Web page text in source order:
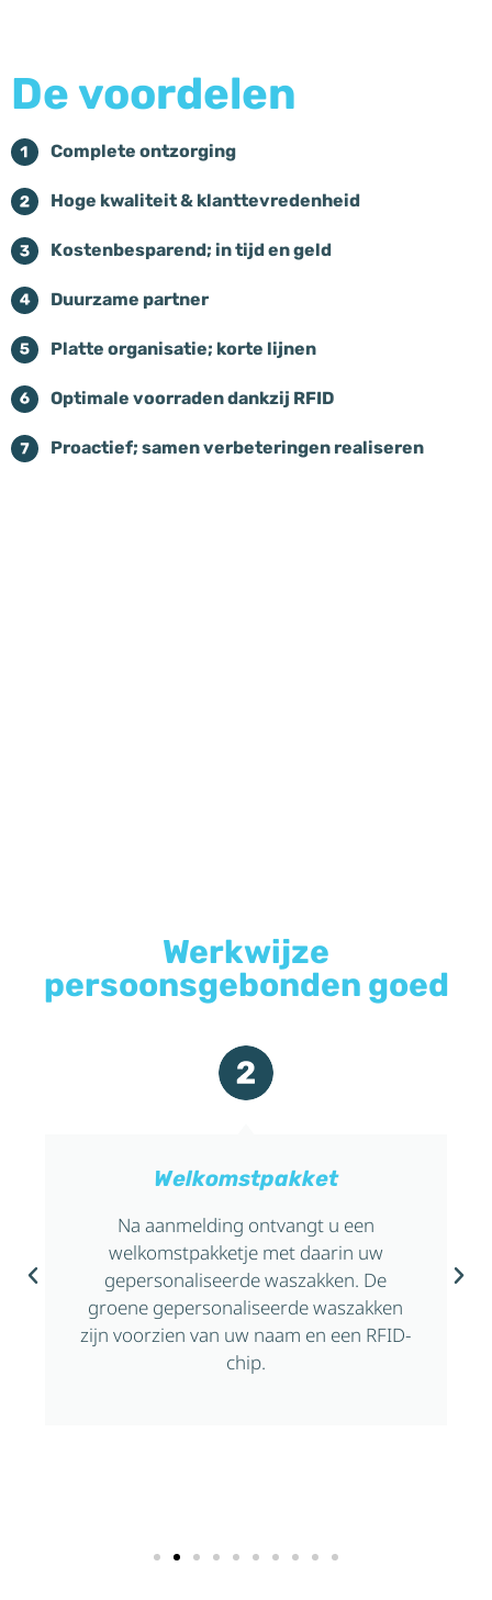
De voordelen
Complete ontzorging
Hoge kwaliteit & klanttevredenheid
Kostenbesparend; in tijd en geld
Duurzame partner
Platte organisatie; korte lijnen
Optimale voorraden dankzij RFID
Proactief; samen verbeteringen realiseren
Werkwijze
persoonsgebonden goed
Welkomstpakket
Na aanmelding ontvangt u een
welkomstpakketje met daarin uw
gepersonaliseerde waszakken. De
groene gepersonaliseerde waszakken
zijn voorzien van uw naam en een RFID-
chip.